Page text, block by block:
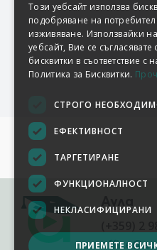
Този уебсайт използва
подобряване на
изживяване. Използвайки
уебсайт, Вие се съгласявате
бисквитки в съответствие с
Политика за Бисквитки.
СТРОГО
ЕФЕКТИВНОСТ
ТАРГЕТИРАНЕ
ФУНКЦИОНАЛНОСТ
НЕКЛАСИФИЦИРАНИ
ПРИЕМЕТЕ